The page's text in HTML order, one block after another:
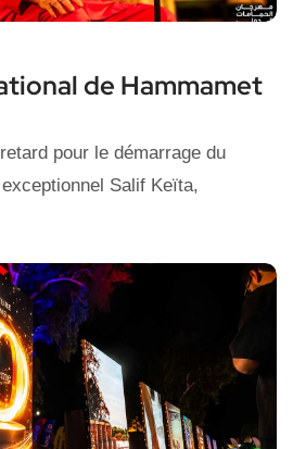
de Hammamet
pour le démarrage du
Salif Keïta,